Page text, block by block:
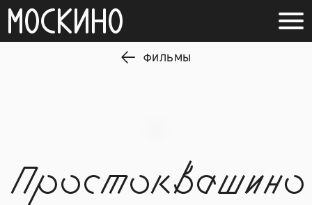
ФИЛЬМЫ
Простоквашино